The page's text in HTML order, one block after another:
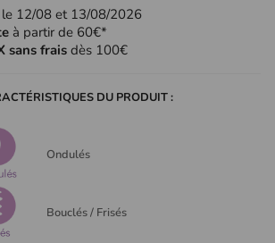
12/08 et 13/08/2026
à partir de 60€*
sans frais dès 100€
DU PRODUIT :
Ondulés
Bouclés / Frisés